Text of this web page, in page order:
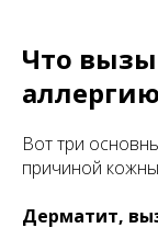
Что
Вот три
причиной
Дерматит,